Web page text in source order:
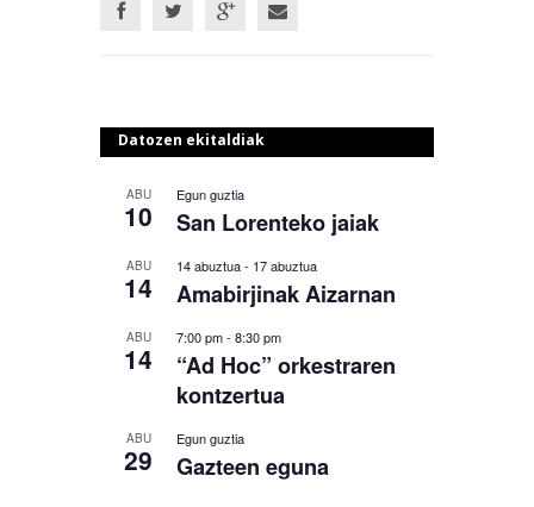
Datozen ekitaldiak
ABU
10
Egun guztia
San Lorenteko jaiak
ABU
14
14 abuztua- 17 abuztua
Amabirjinak Aizarnan
ABU
14
7:00 pm- 8:30 pm
“Ad Hoc” orkestraren
kontzertua
ABU
29
Egun guztia
Gazteen eguna